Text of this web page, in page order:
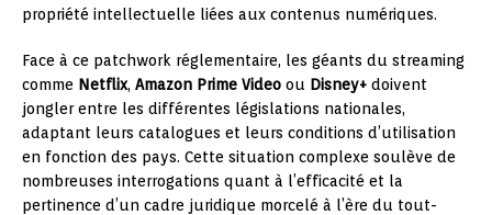
propriété intellectuelle liées aux contenus numériques.
Face à ce patchwork réglementaire, les géants du streaming
comme Netflix, Amazon Prime Video ou Disney+ doivent
jongler entre les différentes législations nationales,
adaptant leurs catalogues et leurs conditions d’utilisation
en fonction des pays. Cette situation complexe soulève de
nombreuses interrogations quant à l’efficacité et la
pertinence d’un cadre juridique morcelé à l’ère du tout-